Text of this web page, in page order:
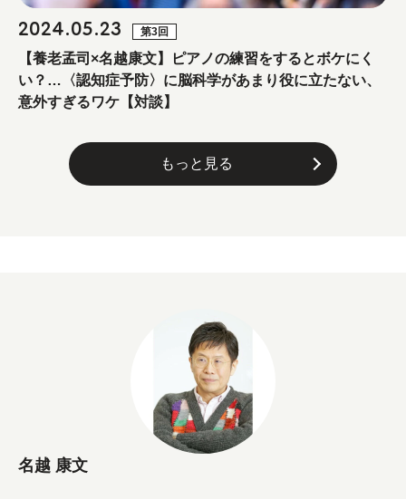
2024.05.23 第3回
【養老孟司×名越康文】ピアノの練習をするとボケにく
い？…〈認知症予防〉に脳科学があまり役に立たない、
意外すぎるワケ【対談】
もっと見る
名越 康文